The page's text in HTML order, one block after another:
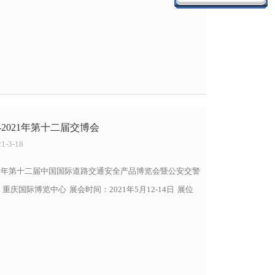
年第十二届交博会
第十二届中国国际道路交通安全产品博览会暨公安交警
庆国际博览中心 展会时间：2021年5月12-14日 展位
3-18